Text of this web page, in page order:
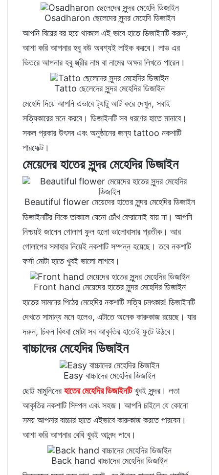
Osadharon ছেলেদের সুন্দর মেহেদি ডিজাইন
আপনি বিয়ের বর হয়ে থাকলে এই ভাবে হাতে ডিজাইনটি করুন,
আশা করি আপনার হবু বউ অবশ্যই লাইক করবে। লাভ এর
ভিতরে আপনার হবু স্ত্রীর নাম বা নামের অক্ষর লিখতে পারেন।
Tatto ছেলেদের সুন্দর মেহেদির ডিজাইন
মেহেদি দিয়ে আপনি এভাবে ট্যাটু আর্ট করে দেখুন, সবাই
সত্যিকারের মনে করবে। ডিজাইনটি সব ধরণের হাতে মানাবে।
সকল প্রকার উৎসব এবং অনুষ্ঠানের জন্য tattoo নকশাটি
পারফেক্ট।
মেয়েদের হাতের সুন্দর মেহেদির ডিজাইন
Beautiful flower মেয়েদের হাতের সুন্দর মেহেদির ডিজাইন
ডিজাইনটির দিকে তাকালে যেনো চোঁখ ফেরানোই যায় না। আপনি
নিশ্চয়ই জানেন গোলাপ ফুল হলো ভালোবাসার প্রতীক। আর
গোলাপের সমাহার নিয়েই নকশাটি সম্পন্ন হয়েছে। তবে নকশাটি
ফর্সা মোটা হাতে খুবই ভালো লাগবে।
Front hand মেয়েদের হাতের সুন্দর মেহেদির ডিজাইন
হাতের সামনের পিঠের মেহেদির নকশাটি সত্যি চমৎকার! ডিজাইনটি
দেখতে সামান্য মনে হলেও, এটাতে অনেক কারুকাজ রয়েছে। যার
দরুন, চিকন কিংবা মোটা সব আকৃতির হাতেই ফুটে উঠবে।
বাচ্চাদের মেহেদির ডিজাইন
Easy বাচ্চাদের মেহেদির ডিজাইন
ছোট্ট মামুনিদেরহাতের মেহেদির ডিজাইনটিখুবই সুন্দর। লতা
আকৃতির নকশাটি সিম্পল এবং সহজ। আপনি চাইলে যে কোনো
সময় আপনার বাচ্চার হাতে এইভাবে কারুকাজ করতে পারবেন।
আশা করি আপনার বেবি খুবই আনন্দ পাবে।
Back hand বাচ্চাদের মেহেদির ডিজাইন